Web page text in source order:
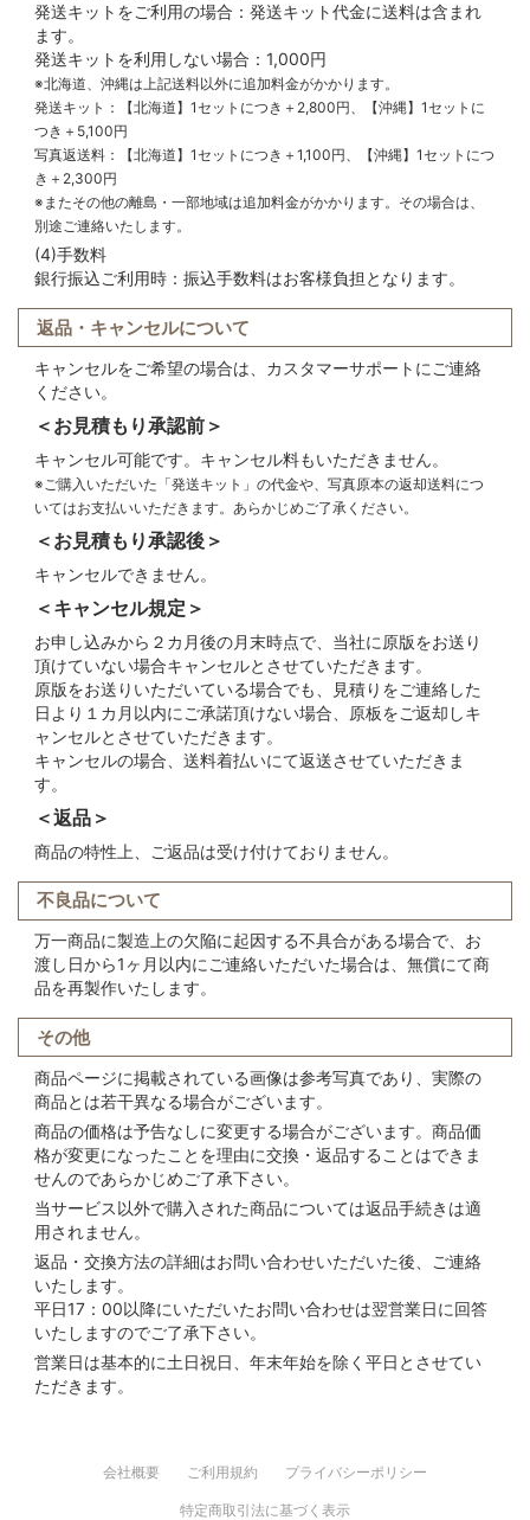
発送キットをご利用の場合：発送キット代金に送料は含まれ
ます。
発送キットを利用しない場合：1,000円
※北海道、沖縄は上記送料以外に追加料金がかかります。
発送キット：【北海道】1セットにつき＋2,800円、【沖縄】1セットに
つき＋5,100円
写真返送料：【北海道】1セットにつき＋1,100円、【沖縄】1セットにつ
き＋2,300円
※またその他の離島・一部地域は追加料金がかかります。その場合は、
別途ご連絡いたします。
(4)手数料
銀行振込ご利用時：振込手数料はお客様負担となります。
返品・キャンセルについて
キャンセルをご希望の場合は、カスタマーサポートにご連絡
ください。
＜お見積もり承認前＞
キャンセル可能です。キャンセル料もいただきません。
※ご購入いただいた「発送キット」の代金や、写真原本の返却送料につ
いてはお支払いいただきます。あらかじめご了承ください。
＜お見積もり承認後＞
キャンセルできません。
＜キャンセル規定＞
お申し込みから２カ月後の月末時点で、当社に原版をお送り
頂けていない場合キャンセルとさせていただきます。
原版をお送りいただいている場合でも、見積りをご連絡した
日より１カ月以内にご承諾頂けない場合、原板をご返却しキ
ャンセルとさせていただきます。
キャンセルの場合、送料着払いにて返送させていただきま
す。
＜返品＞
商品の特性上、ご返品は受け付けておりません。
不良品について
万一商品に製造上の欠陥に起因する不具合がある場合で、お
渡し日から1ヶ月以内にご連絡いただいた場合は、無償にて商
品を再製作いたします。
その他
商品ページに掲載されている画像は参考写真であり、実際の
商品とは若干異なる場合がございます。
商品の価格は予告なしに変更する場合がございます。商品価
格が変更になったことを理由に交換・返品することはできま
せんのであらかじめご了承下さい。
当サービス以外で購入された商品については返品手続きは適
用されません。
返品・交換方法の詳細はお問い合わせいただいた後、ご連絡
いたします。
平日17：00以降にいただいたお問い合わせは翌営業日に回答
いたしますのでご了承下さい。
営業日は基本的に土日祝日、年末年始を除く平日とさせてい
ただきます。
会社概要 ご利用規約 プライバシーポリシー
特定商取引法に基づく表示